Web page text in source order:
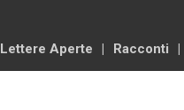
Lettere Aperte Racconti